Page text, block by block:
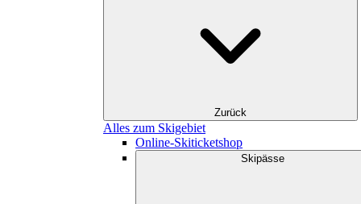
Zurück
Alles zum Skigebiet
Online-Skiticketshop
Skipässe